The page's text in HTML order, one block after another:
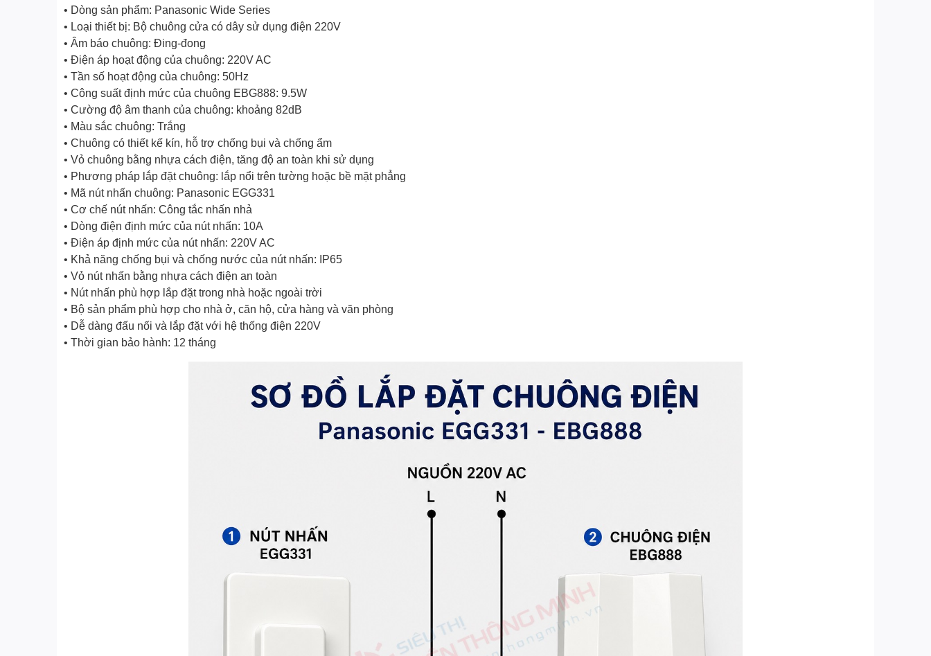
• Dòng sản phẩm: Panasonic Wide Series
• Loại thiết bị: Bộ chuông cửa có dây sử dụng điện 220V
• Âm báo chuông: Đing-đong
• Điện áp hoạt động của chuông: 220V AC
• Tần số hoạt động của chuông: 50Hz
• Công suất định mức của chuông EBG888: 9.5W
• Cường độ âm thanh của chuông: khoảng 82dB
• Màu sắc chuông: Trắng
• Chuông có thiết kế kín, hỗ trợ chống bụi và chống ẩm
• Vỏ chuông bằng nhựa cách điện, tăng độ an toàn khi sử dụng
• Phương pháp lắp đặt chuông: lắp nổi trên tường hoặc bề mặt phẳng
• Mã nút nhấn chuông: Panasonic EGG331
• Cơ chế nút nhấn: Công tắc nhấn nhả
• Dòng điện định mức của nút nhấn: 10A
• Điện áp định mức của nút nhấn: 220V AC
• Khả năng chống bụi và chống nước của nút nhấn: IP65
• Vỏ nút nhấn bằng nhựa cách điện an toàn
• Nút nhấn phù hợp lắp đặt trong nhà hoặc ngoài trời
• Bộ sản phẩm phù hợp cho nhà ở, căn hộ, cửa hàng và văn phòng
• Dễ dàng đấu nối và lắp đặt với hệ thống điện 220V
• Thời gian bảo hành: 12 tháng